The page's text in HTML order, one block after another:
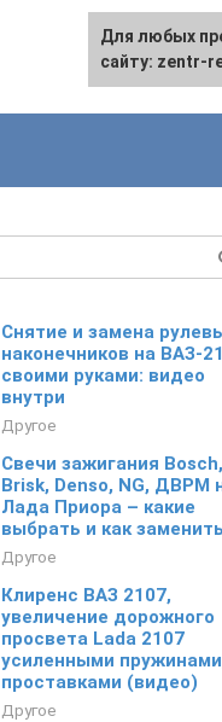
Снятие и замена
наконечников на ВАЗ-
своими руками: видео
внутри
Другое
Свечи зажигания Bosch,
Brisk, Denso, NG, ДВРМ
Лада Приора – какие
выбрать и как заменить
Другое
Клиренс ВАЗ 2107,
увеличение дорожного
просвета Lada 2107
усиленными
проставками (видео)
Другое
Для любых
сайту: zentr-